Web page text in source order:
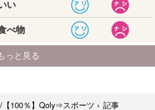
/【100％】Qoly⇒スポーツ › 記事